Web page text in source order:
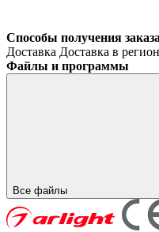
Способы получения заказа
Доставка Доставка в регион
Файлы и программы
Все файлы